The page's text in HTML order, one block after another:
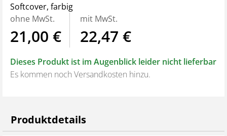
Softcover, farbig
ohne MwSt.
21,00 €
mit MwSt.
22,47 €
Dieses Produkt ist im Augenblick leider nicht lieferbar
Es kommen noch Versandkosten hinzu.
Produktdetails